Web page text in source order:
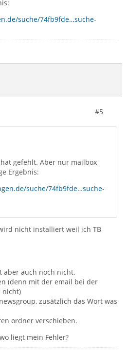
suche/74fb9fde…suche-
#5
gefehlt. Aber nur mailbox
Ergebnis:
suche/74fb9fde…suche-
nicht installiert weil ich TB
aber auch noch nicht.
(denn mit der email bei der
nicht)
zusätzlich das Wort was
ordner verschieben.
liegt mein Fehler?